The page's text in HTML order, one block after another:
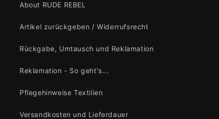
About RUDE REBEL
Artikel zurückgeben / Widerrufsrecht
Rückgabe, Umtausch und Reklamation
Reklamation - So geht's...
Pflegehinweise Textilien
Versandkosten und Lieferdauer